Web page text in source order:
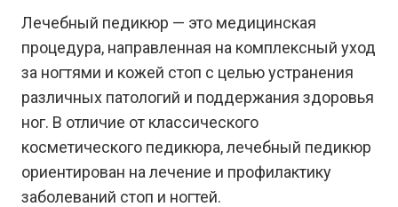
Лечебный педикюр — это медицинская
процедура, направленная на комплексный уход
за ногтями и кожей стоп с целью устранения
различных патологий и поддержания здоровья
ног. В отличие от классического
косметического педикюра, лечебный педикюр
ориентирован на лечение и профилактику
заболеваний стоп и ногтей.